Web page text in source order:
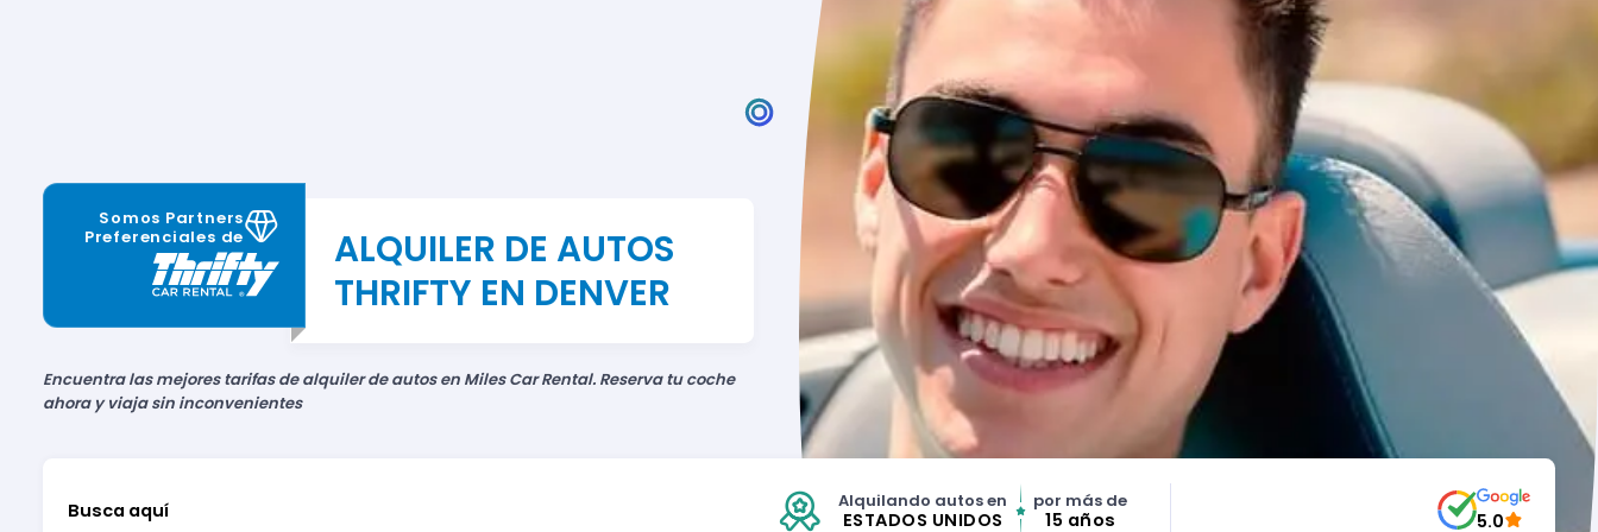
Somos Partners
Preferenciales de
ALQUILER DE AUTOS
THRIFTY EN DENVER
Encuentra las mejores tarifas de alquiler de autos en Miles Car Rental. Reserva tu coche
ahora y viaja sin inconvenientes
Busca aquí Alquilando autos en
ESTADOS UNIDOS
por más de
15 años 5.0